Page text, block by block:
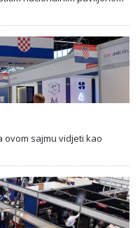
ovom sajmu vidjeti kao